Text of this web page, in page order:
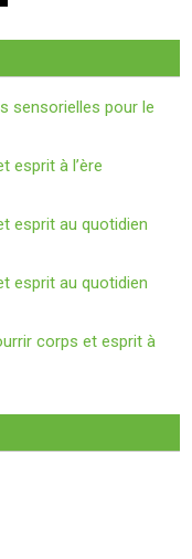
sensorielles pour le
esprit à l’ère
esprit au quotidien
esprit au quotidien
corps et esprit à